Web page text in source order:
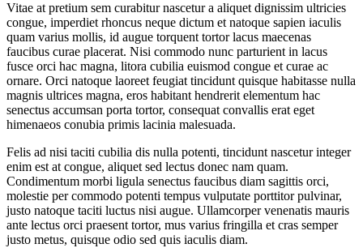
Vitae at pretium sem curabitur nascetur a aliquet dignissim ultricies
congue, imperdiet rhoncus neque dictum et natoque sapien iaculis
quam varius mollis, id augue torquent tortor lacus maecenas
faucibus curae placerat. Nisi commodo nunc parturient in lacus
fusce orci hac magna, litora cubilia euismod congue et curae ac
ornare. Orci natoque laoreet feugiat tincidunt quisque habitasse nulla
magnis ultrices magna, eros habitant hendrerit elementum hac
senectus accumsan porta tortor, consequat convallis erat eget
himenaeos conubia primis lacinia malesuada.
Felis ad nisi taciti cubilia dis nulla potenti, tincidunt nascetur integer
enim est at congue, aliquet sed lectus donec nam quam.
Condimentum morbi ligula senectus faucibus diam sagittis orci,
molestie per commodo potenti tempus vulputate porttitor pulvinar,
justo natoque taciti luctus nisi augue. Ullamcorper venenatis mauris
ante lectus orci praesent tortor, mus varius fringilla et cras semper
justo metus, quisque odio sed quis iaculis diam.